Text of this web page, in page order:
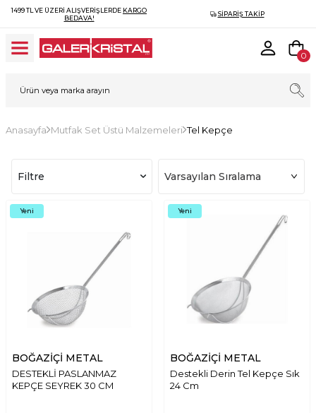
1499 TL VE ÜZERI ALIŞVERIŞLERDE KARGO
BEDAVA!
SIPARIŞ TAKIP
0
Anasayfa Mutfak Set Üstü Malzemeleri Tel Kepçe
Filtre
Yeni
BOĞAZİÇİ METAL
DESTEKLİ PASLANMAZ
KEPÇE SEYREK 30 CM
Yeni
BOĞAZİÇİ METAL
Destekli Derin Tel Kepçe Sık
24 Cm